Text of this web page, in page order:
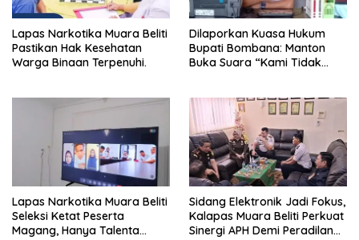
Lapas Narkotika Muara Beliti
Pastikan Hak Kesehatan
Warga Binaan Terpenuhi.
Dilaporkan Kuasa Hukum
Bupati Bombana: Manton
Buka Suara “Kami Tidak
Lapas Narkotika Muara Beliti
Seleksi Ketat Peserta
Magang, Hanya Talenta
Sidang Elektronik Jadi Fokus,
Kalapas Muara Beliti Perkuat
Sinergi APH Demi Peradilan